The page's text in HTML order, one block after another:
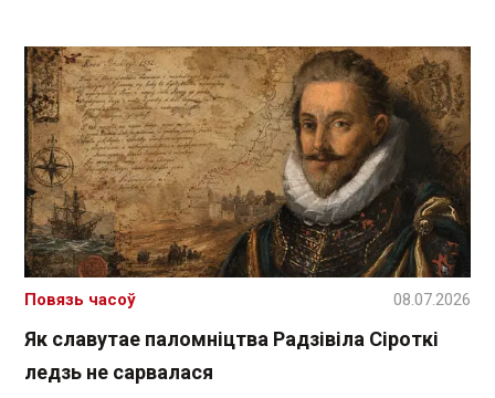
Як славутае паломніцтва Радзівіла Сіроткі
ледзь не сарвалася
Повязь часоў 08.07.2026